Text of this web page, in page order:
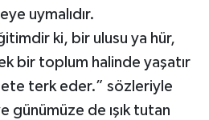
uymalıdır.
ki, bir ulusu ya hür,
bir toplum halinde yaşatır
terk eder.” sözleriyle
günümüze de ışık tutan